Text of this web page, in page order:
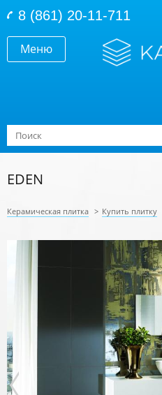
Меню
8 (861) 20-11-711
Форма поиска
Поиск
EDEN
Керамическая плитка > Купить плитку